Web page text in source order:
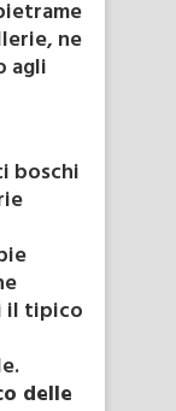
ne
agli
boschi
il tipico
delle